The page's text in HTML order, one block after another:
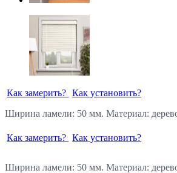
Как замерить? Как установить?
Ширина ламели: 50 мм. Материал:
Как замерить? Как установить?
Ширина ламели: 50 мм. Материал: